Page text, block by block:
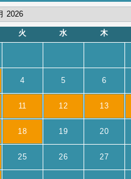
火 水 木
4 5 6
11 12 13
18 19 20
25 26 27